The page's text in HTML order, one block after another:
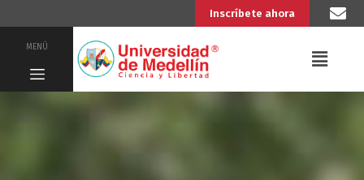
Inscríbete ahora
MENÚ